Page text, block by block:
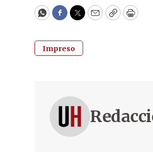
WhatsApp
Facebook
Twitter
EmailCopyPrint
Impreso